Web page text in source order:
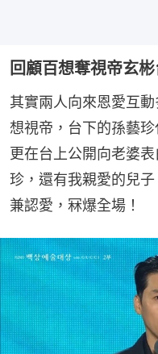
回顧百想奪視帝玄
其實兩人向來恩愛互
想視帝，台下的孫藝
更在台上公開向老婆
珍，還有我親愛的兒
兼認愛，冧爆全場！